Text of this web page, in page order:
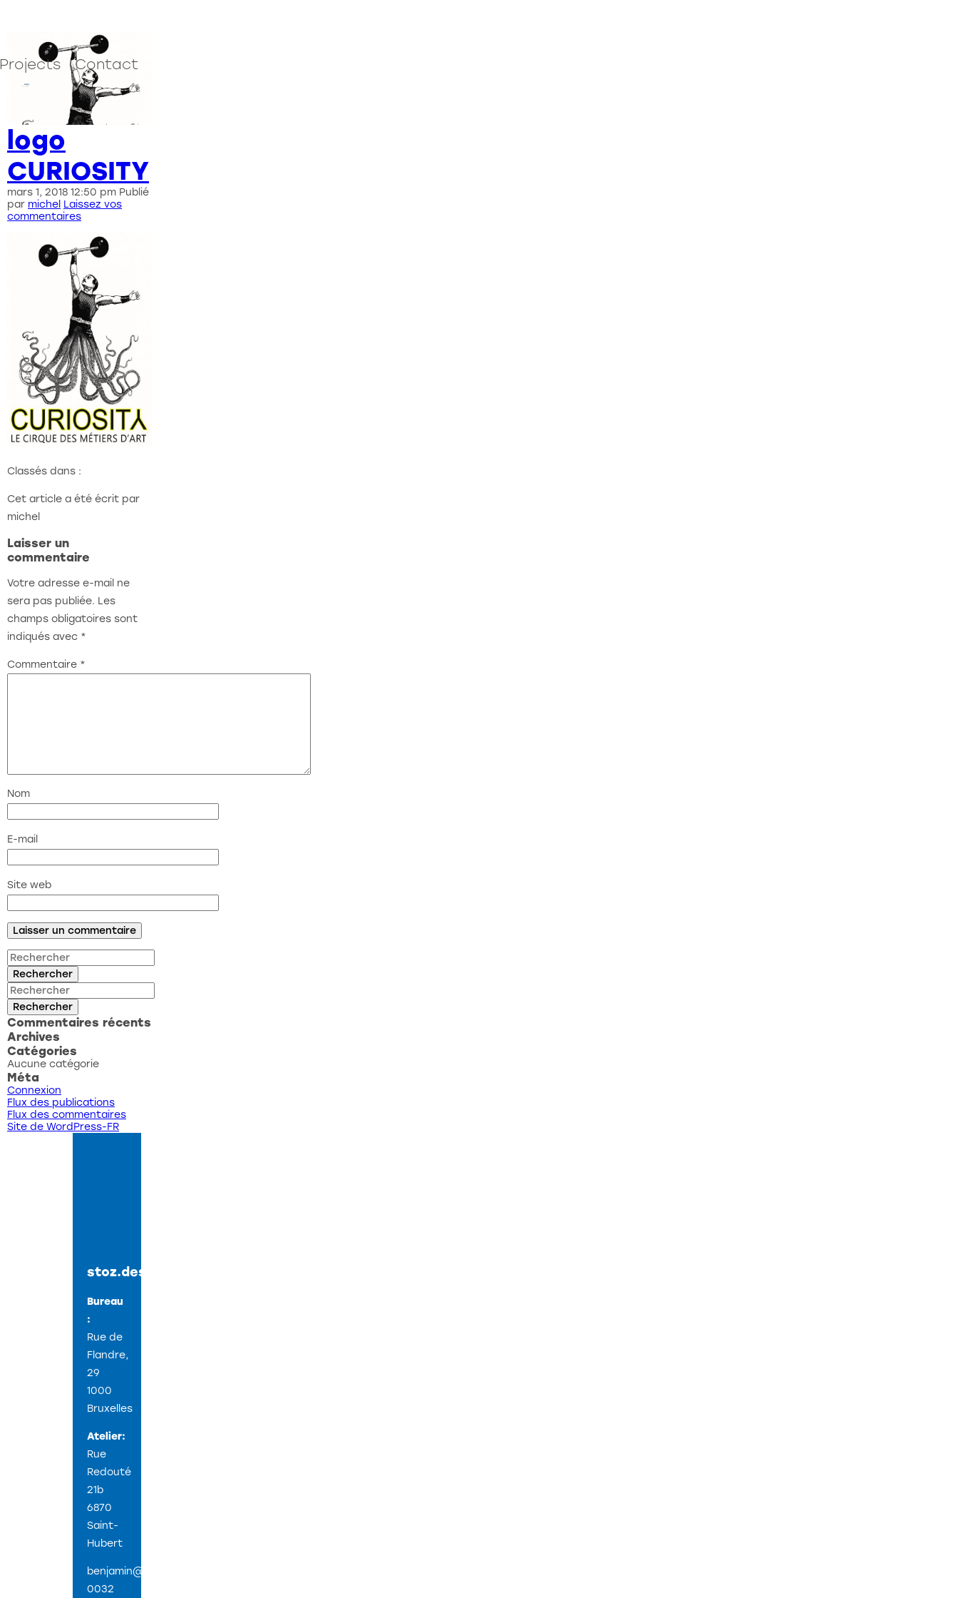
Contact
logo
CURIOSITY
mars 1, 2018 12:50 pm Publié
par michel Laissez vos
commentaires
Classés dans :
Cet article a été écrit par
michel
Laisser un
commentaire
Votre adresse e-mail ne
sera pas publiée. Les
champs obligatoires sont
indiqués avec *
Commentaire *
Nom
E-mail
Site web
Rechercher
Rechercher
Commentaires récents
Archives
Catégories
Aucune catégorie
Méta
Connexion
Flux des publications
Flux des commentaires
Site de WordPress-FR
stoz.design
Bureau
:
Rue de
Flandre,
29
1000
Bruxelles
Atelier:
Rue
Redouté
21b
6870
Saint-
Hubert
benjamin@stoz.design
0032